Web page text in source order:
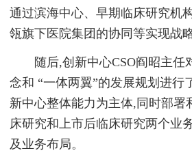
通过滨海中心、早期临床研究机
瓴旗下医院集团的协同等实现战
随后,创新中心CSO阎昭主任
念和 “一体两翼”的发展规划进行
新中心整体能力为主体,同时部署
床研究和上市后临床研究两个业
及业务布局。